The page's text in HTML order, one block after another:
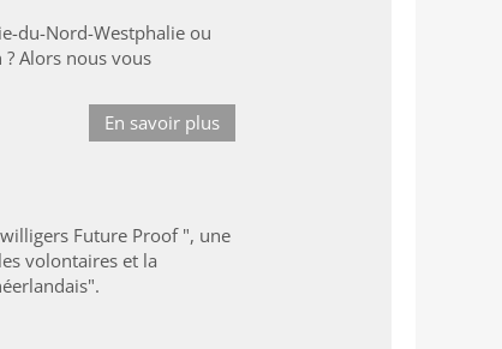
du-Nord-Westphalie ou
Alors nous vous
En savoir plus
Future Proof ", une
volontaires et la